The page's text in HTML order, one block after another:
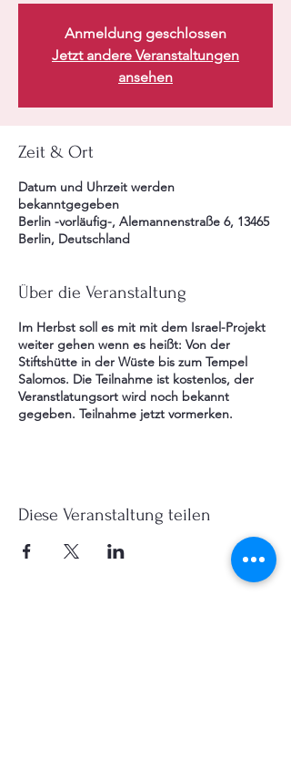
Anmeldung geschlossen
Jetzt andere Veranstaltungen
ansehen
Zeit & Ort
Datum und Uhrzeit werden
bekanntgegeben
Berlin -vorläufig-, Alemannenstraße 6, 13465
Berlin, Deutschland
Über die Veranstaltung
Im Herbst soll es mit mit dem Israel-Projekt
weiter gehen wenn es heißt: Von der
Stiftshütte in der Wüste bis zum Tempel
Salomos. Die Teilnahme ist kostenlos, der
Veranstlatungsort wird noch bekannt
gegeben. Teilnahme jetzt vormerken.
Diese Veranstaltung teilen